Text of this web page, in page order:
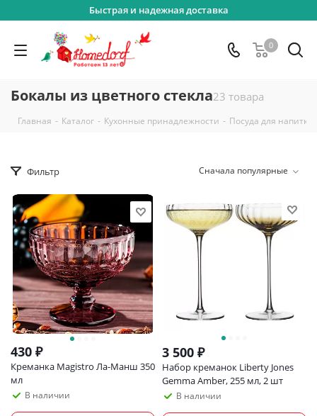
Быстрая и надежная доставка
0
Бокалы из цветного стекла23 товара
Главная - Каталог - Кухонные принадлежности - Посуда для напитков
Фильтр Сначала популярные
430 ₽
Креманка Magistro Ла-Манш 350
мл
В наличии
3 500 ₽
Набор креманок Liberty Jones
Gemma Amber, 255 мл, 2 шт
В наличии